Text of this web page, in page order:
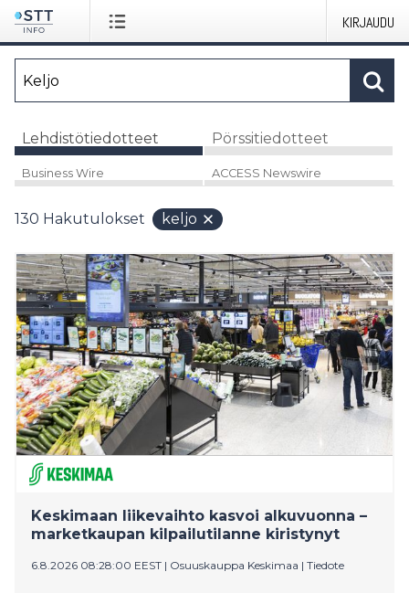
KIRJAUDU
Lehdistötiedotteet Pörssitiedotteet
Business Wire ACCESS Newswire
130 Hakutulokset keljo
Keskimaan liikevaihto kasvoi alkuvuonna –
marketkaupan kilpailutilanne kiristynyt
6.8.2026 08:28:00 EEST | Osuuskauppa Keskimaa | Tiedote